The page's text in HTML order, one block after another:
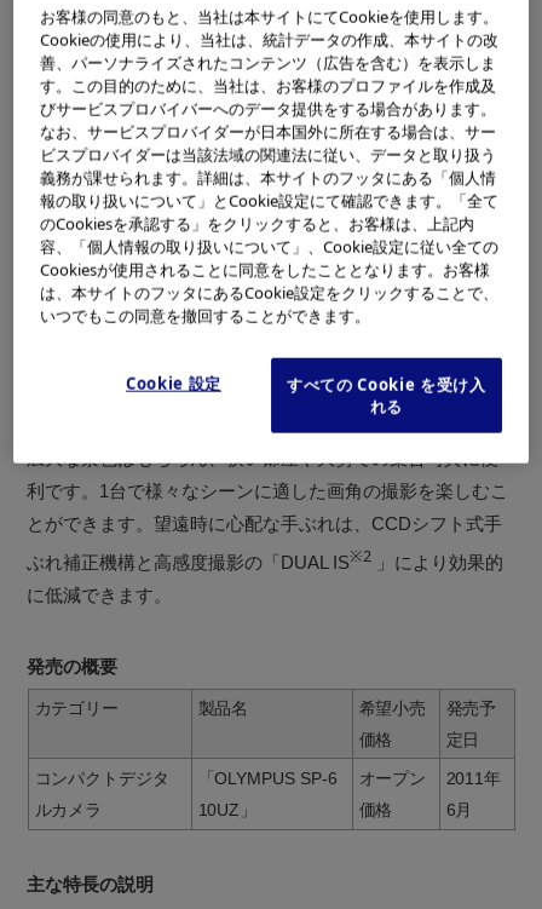
「SP-610UZ」は、広角28mm※1 から超望遠616mm※1 の高
倍率のズームレンズによって非常に広い領域を撮影できる
デジタルカメラです。一眼レフでは大きく重いサイズにな
る超望遠レンズの実力が、手のひらサイズの小型ボディー
に搭載され、荷物が多くなる旅行でも持ち歩くことができ
ます。気軽に高度な写真や動画撮影を楽しむことができ
る“オールインワン・カメラ”です。
光学22倍ズームの超望遠域では、運動会や学芸会などでの
お子様の表情、スポーツ観戦での選手のプレーなど、肉眼
では見えない細部も大きく撮影でき、迫力ある写真を楽し
むことができます。更にデジタルズームを併用し、88倍の
※1
広大な景色はもちろん、狭い部屋や大勢での集合写真に便
利です。1台で様々なシーンに適した画角の撮影を楽しむこ
とができます。望遠時に心配な手ぶれは、CCDシフト式手
ぶれ補正機構と高感度撮影の「DUAL IS※2 」により効果的
に低減できます。
発売の概要
カテゴリー 製品名
希望小売
価格
発売予
定日
コンパクトデジタ
ルカメラ
「OLYMPUS SP-6
10UZ」
オープン
価格
2011年
6月
主な特長の説明
お客様の同意のもと、当社は本サイトにてCookieを使用します。
Cookieの使用により、当社は、統計データの作成、本サイトの改
善、パーソナライズされたコンテンツ（広告を含む）を表示しま
す。この目的のために、当社は、お客様のプロファイルを作成及
びサービスプロバイバーへのデータ提供をする場合があります。
なお、サービスプロバイダーが日本国外に所在する場合は、サー
ビスプロバイダーは当該法域の関連法に従い、データと取り扱う
義務が課せられます。詳細は、本サイトのフッタにある「個人情
報の取り扱いについて」とCookie設定にて確認できます。「全て
のCookiesを承認する」をクリックすると、お客様は、上記内
容、「個人情報の取り扱いについて」、Cookie設定に従い全ての
Cookiesが使用されることに同意をしたこととなります。お客様
は、本サイトのフッタにあるCookie設定をクリックすることで、
いつでもこの同意を撤回することができます。
Cookie 設定
すべての Cookie を受け入
れる